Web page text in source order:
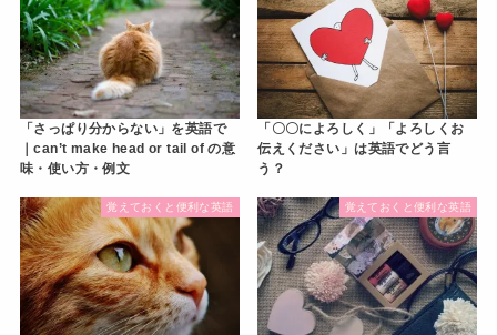
「さっぱり分からない」を英語で
｜can’t make head or tail of の意
味・使い方・例文
「〇〇によろしく」「よろしくお
伝えください」は英語でどう言
う？
覚えておくと便利な英語 覚えておくと便利な英語